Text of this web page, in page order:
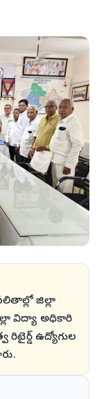
జిల్లా
విద్యా అధికారి
రిటైర్డ్ ఉద్యోగుల